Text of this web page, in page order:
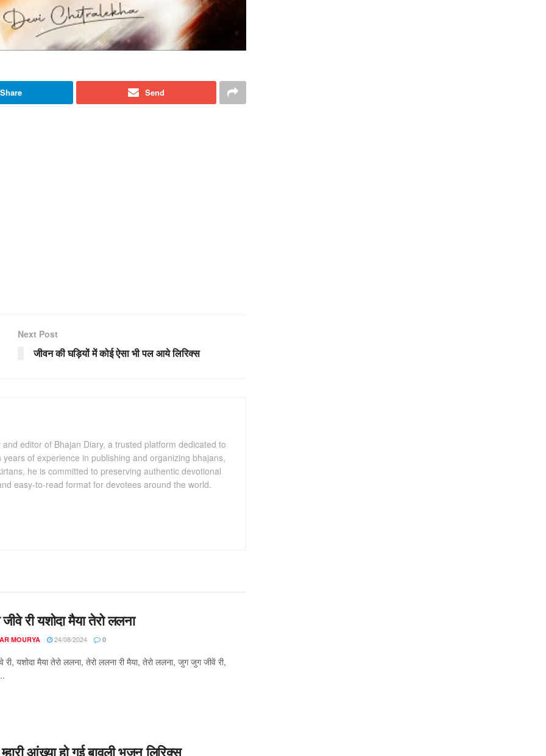
Share Send
Next Post
जीवन की घड़ियों में कोई ऐसा भी पल आये लिरिक्स
editor of Bhajan Diary, a trusted platform dedicated to
of experience in publishing and organizing bhajans,
he is committed to preserving authentic devotional
easy-to-read format for devotees around the world.
री यशोदा मैया तेरो ललना
MOURYA 24/08/2024 0
यशोदा मैया तेरो ललना, तेरो ललना री मैया, तेरो ललना, जुग जुग जीवें री,
आंख्या हो गई बावली भजन लिरिक्स